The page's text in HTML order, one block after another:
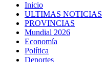
Inicio
ULTIMAS NOTICIAS
PROVINCIAS
Mundial 2026
Economía
Política
Deportes